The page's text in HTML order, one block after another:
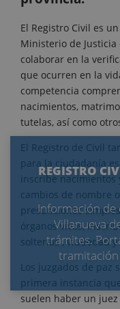
REGISTRO
Información de
Villanueva
trámites.
El Registro Civil es
Ministerio de
colaborar en la
que ocurren en la
competencia
nacimientos,
tutelas, así como
El Registro de Civil
para la ciudadanía
inscribe
cambios de nombre
presunciones
órganos vivos,
solterías , viudedad
Los juzgados de paz
primera instancia
suelen haber un